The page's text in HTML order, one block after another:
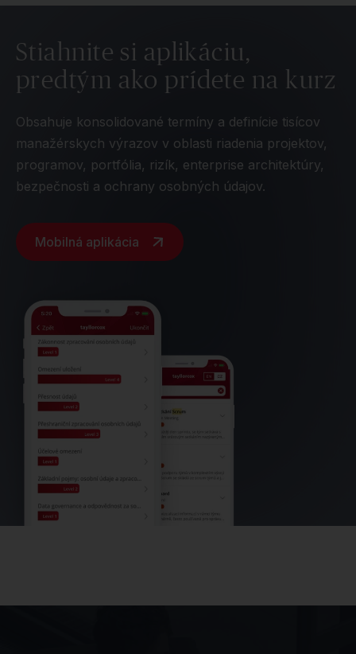
Stiahnite si aplikáciu,
predtým ako prídete na kurz
Obsahuje konsolidované termíny a definície tisícov
manažérskych výrazov v oblasti riadenia projektov,
programov, portfólia, rizík, enterprise architektúry,
bezpečnosti a ochrany osobných údajov.
Mobilná aplikácia